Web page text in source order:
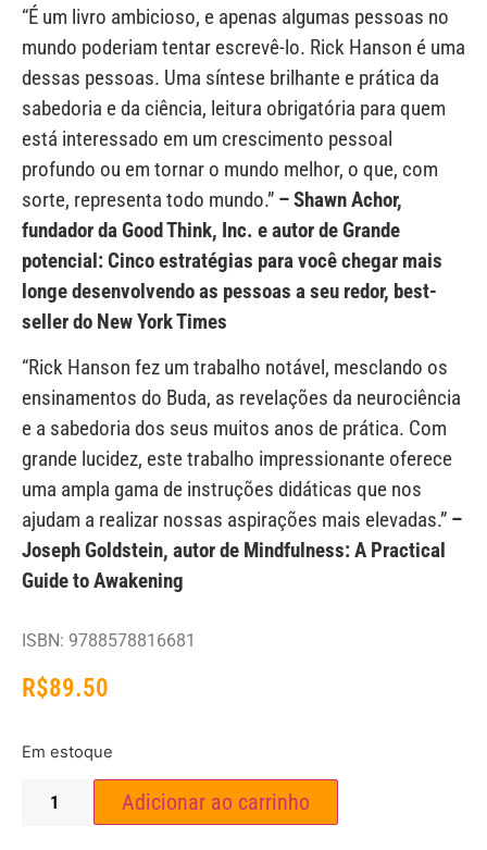
“É um livro ambicioso, e apenas algumas pessoas no
mundo poderiam tentar escrevê-lo. Rick Hanson é uma
dessas pessoas. Uma síntese brilhante e prática da
sabedoria e da ciência, leitura obrigatória para quem
está interessado em um crescimento pessoal
profundo ou em tornar o mundo melhor, o que, com
sorte, representa todo mundo.” – Shawn Achor,
fundador da Good Think, Inc. e autor de Grande
potencial: Cinco estratégias para você chegar mais
longe desenvolvendo as pessoas a seu redor, best-
seller do New York Times
“Rick Hanson fez um trabalho notável, mesclando os
ensinamentos do Buda, as revelações da neurociência
e a sabedoria dos seus muitos anos de prática. Com
grande lucidez, este trabalho impressionante oferece
uma ampla gama de instruções didáticas que nos
ajudam a realizar nossas aspirações mais elevadas.” –
Joseph Goldstein, autor de Mindfulness: A Practical
Guide to Awakening
ISBN: 9788578816681
R$89.50
Em estoque
Adicionar ao carrinho